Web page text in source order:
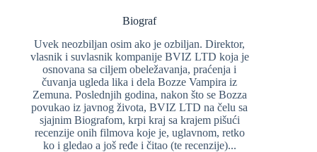
Biograf
Uvek neozbiljan osim ako je ozbiljan. Direktor,
vlasnik i suvlasnik kompanije BVIZ LTD koja je
osnovana sa ciljem obeležavanja, praćenja i
čuvanja ugleda lika i dela Bozze Vampira iz
Zemuna. Poslednjih godina, nakon što se Bozza
povukao iz javnog života, BVIZ LTD na čelu sa
sjajnim Biografom, krpi kraj sa krajem pišući
recenzije onih filmova koje je, uglavnom, retko
ko i gledao a još ređe i čitao (te recenzije)...